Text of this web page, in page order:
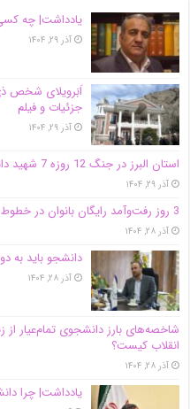
یادداشت| ‌چه
آذر ۲۹, ۱۴۰۴
اَبَر‌ویلای شخص
جزئیات و فیلم
آذر ۲۹, ۱۴۰۴
استان البرز در جنگ 12 روزه 7 شهید دانشجو تقدیم انقلاب کرد
آذر ۲۹, ۱۴۰۴
3 روز رفت‌وآمد رایگان بانوان در خطوط اتوبوسرانی شهری کرج
آذر ۲۸, ۱۴۰۴
دانشجو باید به
آذر ۲۸, ۱۴۰۴
شاخصه‌های بارز دانشجوی تمام‌عیار از
انقلاب کیست؟
آذر ۲۸, ۱۴۰۴
یادداشت| چرا